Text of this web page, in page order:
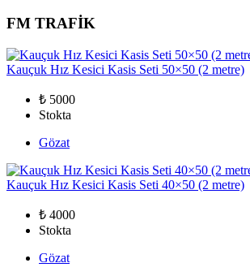
FM TRAFİK
Kauçuk Hız Kesici Kasis Seti 50×50 (2 metre)
₺ 5000
Stokta
Gözat
Kauçuk Hız Kesici Kasis Seti 40×50 (2 metre)
₺ 4000
Stokta
Gözat